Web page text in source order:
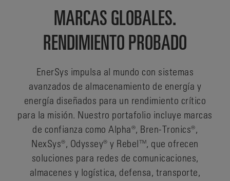
MARCAS GLOBALES.
RENDIMIENTO PROBADO
EnerSys impulsa al mundo con sistemas
avanzados de almacenamiento de energía y
energía diseñados para un rendimiento crítico
para la misión. Nuestro portafolio incluye marcas
de confianza como Alpha®, Bren-Tronics®,
NexSys®, Odyssey® y Rebel™, que ofrecen
soluciones para redes de comunicaciones,
almacenes y logística, defensa, transporte,